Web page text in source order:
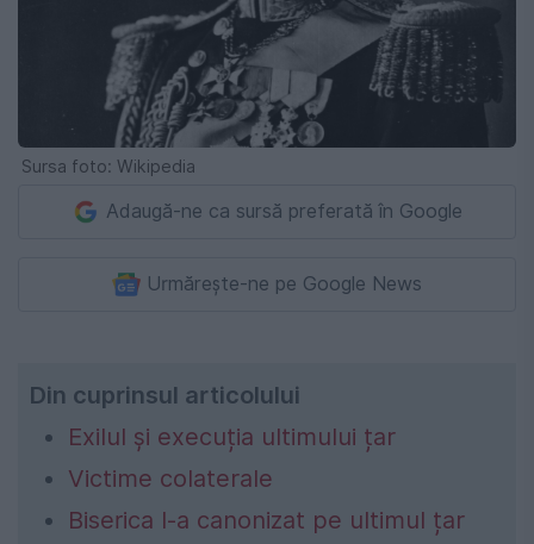
Sursa foto: Wikipedia
Adaugă-ne ca sursă preferată în Google
Urmărește-ne pe Google News
Din cuprinsul articolului
Exilul și execuția ultimului țar
Victime colaterale
Biserica l-a canonizat pe ultimul țar